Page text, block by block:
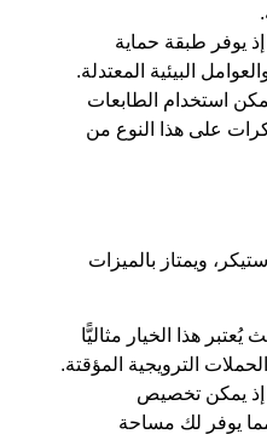
يوفر طبقة حماية
البيئية المعتدلة.
استخدام الطابعات
على هذا النوع من
ويمتاز بالميزات
يُعتبر هذا الخيار مثاليًّا
الترويجية المؤقتة.
إذ يمكن تخصيص
يوفر لك مساحة